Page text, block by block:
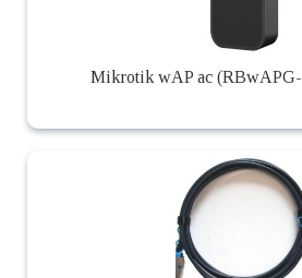
Mikrotik wAP ac